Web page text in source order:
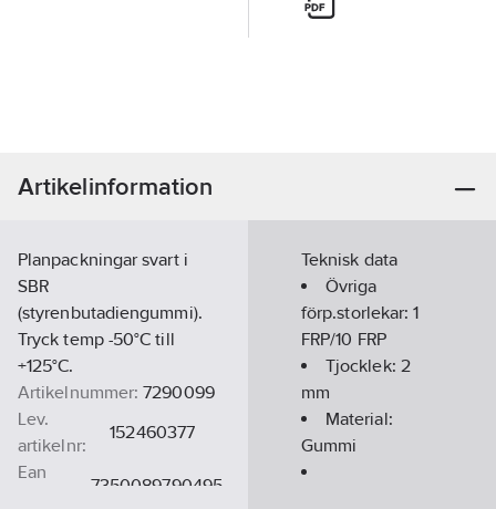
Artikelinformation
Planpackningar svart i
SBR
(styrenbutadiengummi).
Tryck temp -50°C till
+125°C.
Artikelnummer: 7290099
Lev.
artikelnr:
152460377
Ean
7350089790495
Teknisk data
Övriga
förp.storlekar:1
FRP/10 FRP
Tjocklek: 2
mm
Material:
Gummi